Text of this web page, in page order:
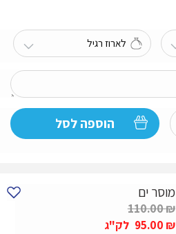
הוספה לסל
מוסר ים
110.00₪
95.00 ₪ לק"ג